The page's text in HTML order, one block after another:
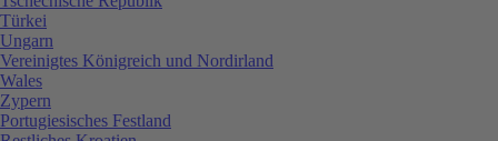
Türkei
Ungarn
Vereinigtes Königreich und Nordirland
Wales
Zypern
Portugiesisches Festland